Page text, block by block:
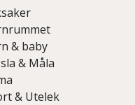
& baby
& Måla
& Utelek